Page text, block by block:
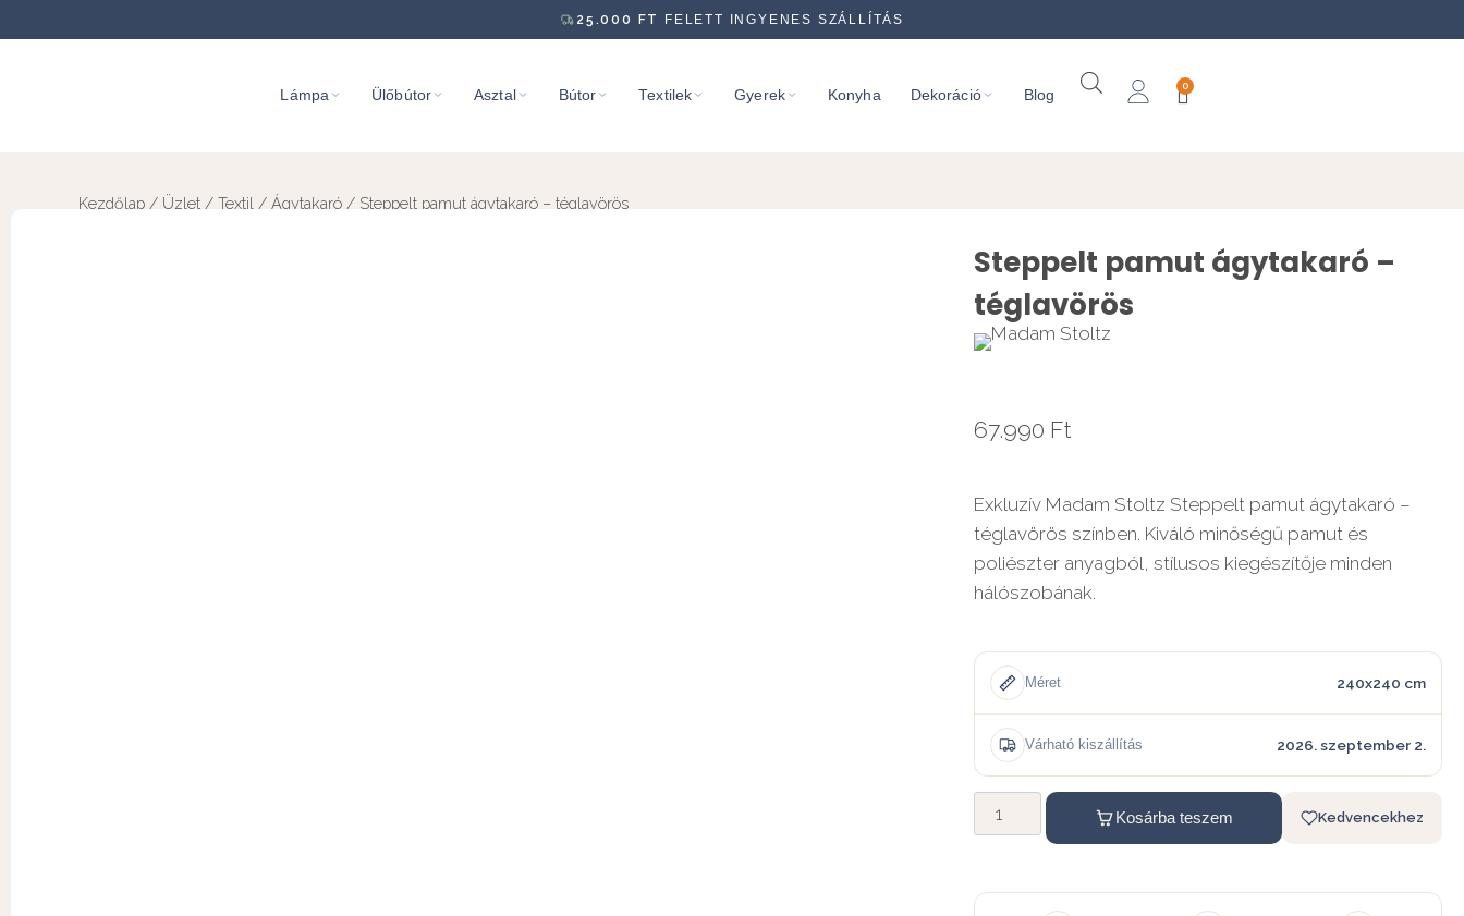
25.000 FT FELETT INGYENES SZÁLLÍTÁS
Lámpa Ülőbútor Asztal Bútor Textilek Gyerek Konyha Dekoráció Blog
0
Kezdőlap / Üzlet / Textil / Ágytakaró / Steppelt pamut ágytakaró – téglavörös
Steppelt pamut ágytakaró –
téglavörös
67.990 Ft
Exkluzív Madam Stoltz Steppelt pamut ágytakaró –
téglavörös színben. Kiváló minőségű pamut és
poliészter anyagból, stílusos kiegészítője minden
hálószobának.
Méret 240x240 cm
Várható kiszállítás 2026. szeptember 2.
Kosárba teszem Kedvencekhez